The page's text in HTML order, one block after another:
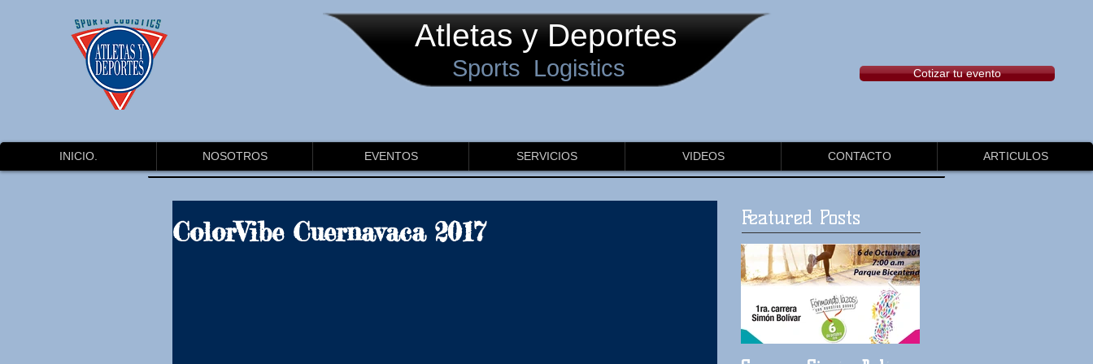
Atletas y Deportes
Cotizar tu evento
Sports Logistics
INICIO. NOSOTROS EVENTOS SERVICIOS VIDEOS CONTACTO ARTICULOS
ColorVibe Cuernavaca 2017 Featured Posts